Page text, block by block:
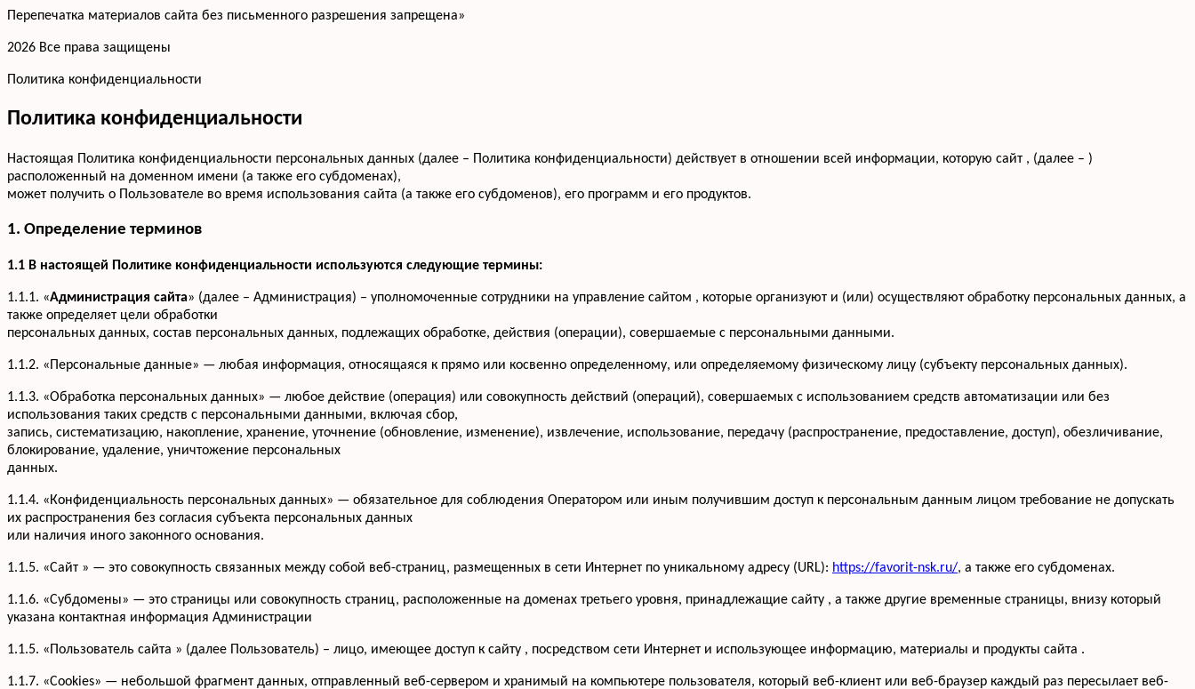
Перепечатка материалов сайта без письменного разрешения запрещена»
2026 Все права защищены
Политика конфиденциальности
Политика конфиденциальности
Настоящая Политика конфиденциальности персональных данных (далее – Политика конфиденциальности) действует в отношении всей информации, которую сайт , (далее – )
расположенный на доменном имени (а также его субдоменах),
может получить о Пользователе во время использования сайта (а также его субдоменов), его программ и его продуктов.
1. Определение терминов
1.1 В настоящей Политике конфиденциальности используются следующие термины:
1.1.1. «Администрация сайта» (далее – Администрация) – уполномоченные сотрудники на управление сайтом , которые организуют и (или) осуществляют обработку персональных данных, а
также определяет цели обработки
персональных данных, состав персональных данных, подлежащих обработке, действия (операции), совершаемые с персональными данными.
1.1.2. «Персональные данные» — любая информация, относящаяся к прямо или косвенно определенному, или определяемому физическому лицу (субъекту персональных данных).
1.1.3. «Обработка персональных данных» — любое действие (операция) или совокупность действий (операций), совершаемых с использованием средств автоматизации или без
использования таких средств с персональными данными, включая сбор,
запись, систематизацию, накопление, хранение, уточнение (обновление, изменение), извлечение, использование, передачу (распространение, предоставление, доступ), обезличивание,
блокирование, удаление, уничтожение персональных
данных.
1.1.4. «Конфиденциальность персональных данных» — обязательное для соблюдения Оператором или иным получившим доступ к персональным данным лицом требование не допускать
их распространения без согласия субъекта персональных данных
или наличия иного законного основания.
1.1.5. «Сайт » — это совокупность связанных между собой веб-страниц, размещенных в сети Интернет по уникальному адресу (URL): https://favorit-nsk.ru/, а также его субдоменах.
1.1.6. «Субдомены» — это страницы или совокупность страниц, расположенные на доменах третьего уровня, принадлежащие сайту , а также другие временные страницы, внизу который
указана контактная информация Администрации
1.1.5. «Пользователь сайта » (далее Пользователь) – лицо, имеющее доступ к сайту , посредством сети Интернет и использующее информацию, материалы и продукты сайта .
1.1.7. «Cookies» — небольшой фрагмент данных, отправленный веб-сервером и хранимый на компьютере пользователя, который веб-клиент или веб-браузер каждый раз пересылает веб-